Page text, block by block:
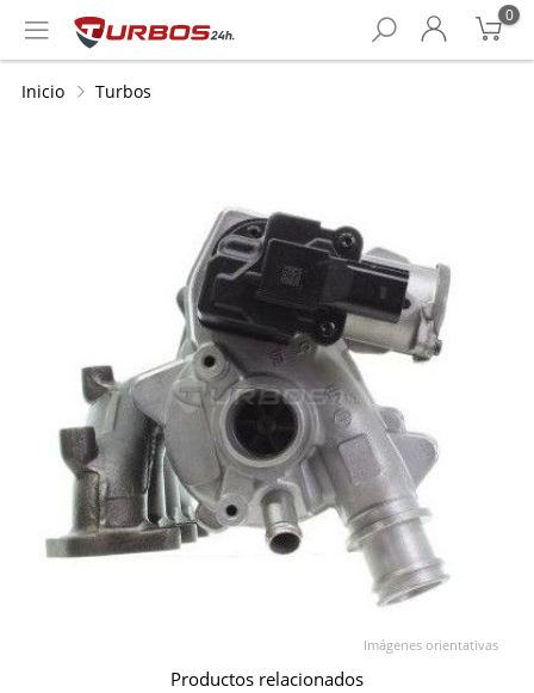
0
Inicio Turbos
Imágenes orientativas
Productos relacionados